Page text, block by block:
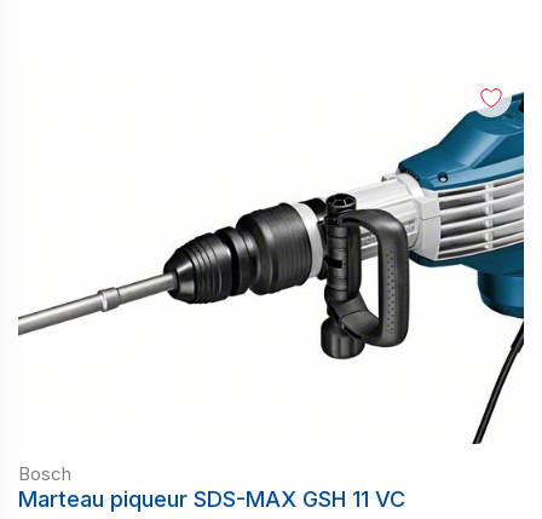
Bosch
Marteau piqueur SDS-MAX GSH 11 VC